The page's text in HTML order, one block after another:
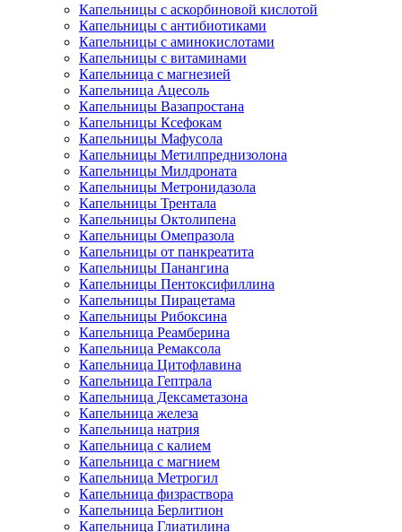
Капельницы с аскорбиновой кислотой
Капельницы с антибиотиками
Капельницы с аминокислотами
Капельницы с витаминами
Капельница с магнезией
Капельница Ацесоль
Капельницы Вазапростана
Капельницы Ксефокам
Капельницы Мафусола
Капельницы Метилпреднизолона
Капельницы Милдроната
Капельницы Метронидазола
Капельницы Трентала
Капельницы Октолипена
Капельницы Омепразола
Капельницы от панкреатита
Капельницы Панангина
Капельницы Пентоксифиллина
Капельницы Пирацетама
Капельницы Рибоксина
Капельница Реамберина
Капельница Ремаксола
Капельница Цитофлавина
Капельница Гептрала
Капельница Дексаметазона
Капельница железа
Капельница натрия
Капельница с калием
Капельница с магнием
Капельница Метрогил
Капельница физраствора
Капельница Берлитион
Капельница Глиатилина